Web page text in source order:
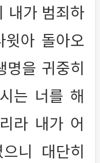
내가 범죄하
아 돌아오
을 귀중히
는 너를 해
라 내가 어
니 대단히